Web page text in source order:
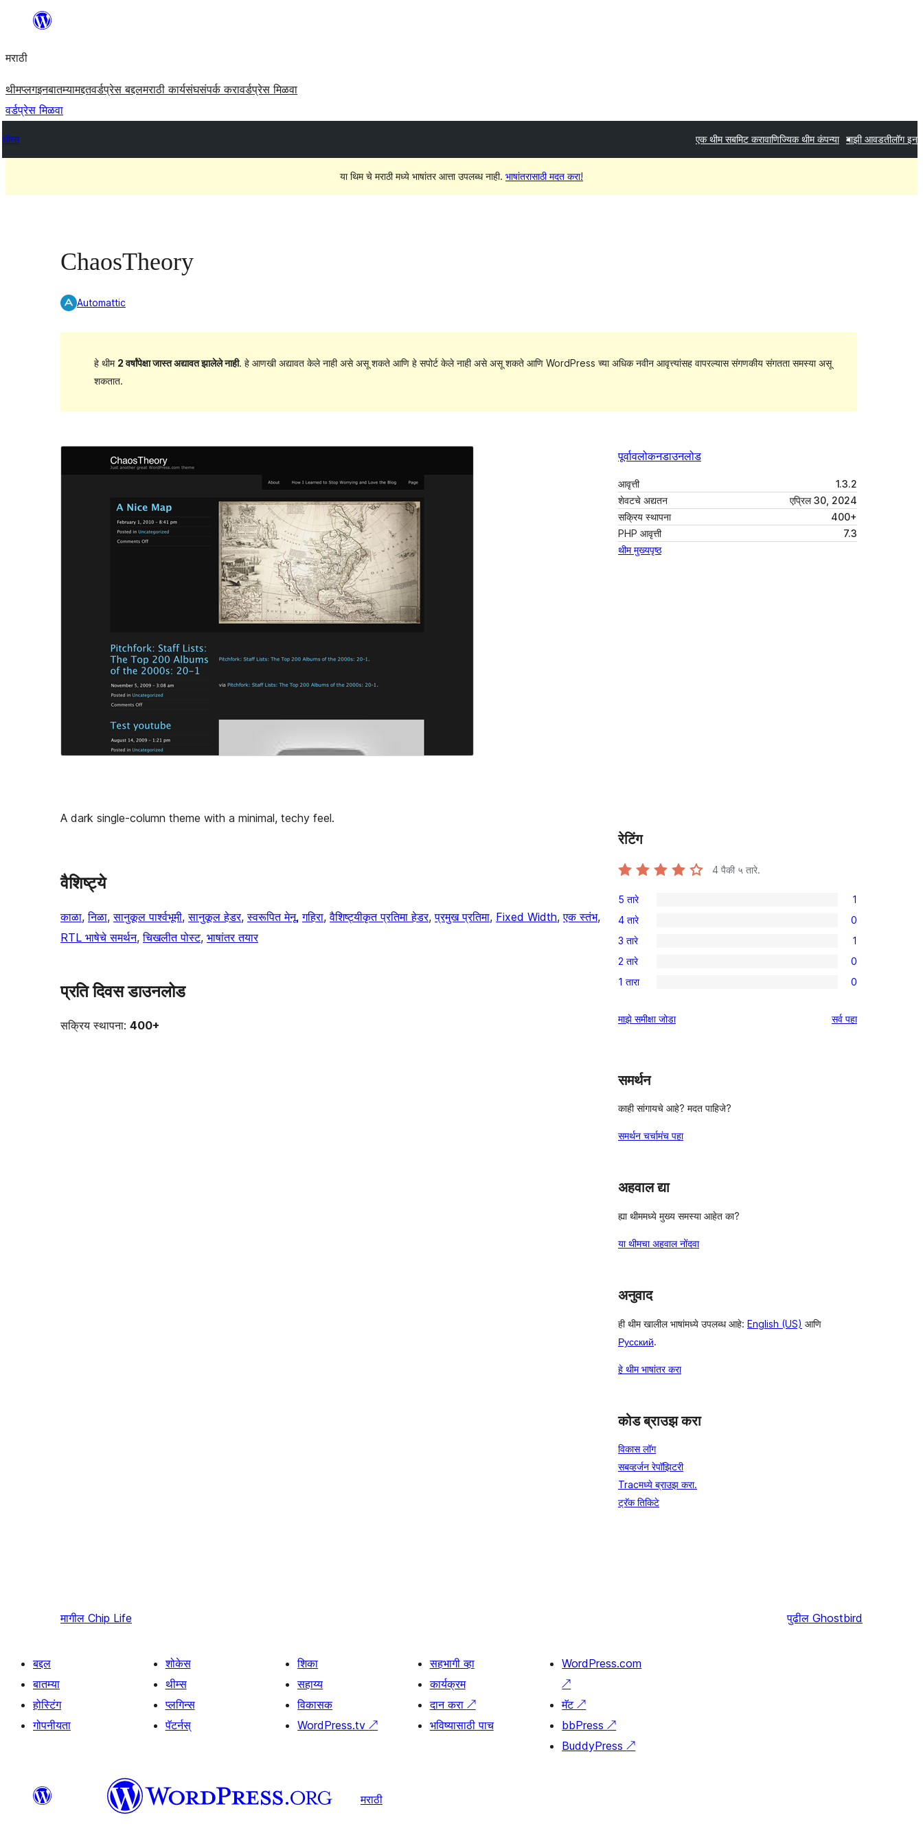
सामुग्रीवर
मराठी
थीमप्लगइनबातम्यामद्दतवर्डप्रेस बद्दलमराठी कार्यसंघसंपर्क करावर्डप्रेस मिळवा
वर्डप्रेस मिळवा
थीम्स एक थीम सबमिट करावाणिज्यिक थीम कंपन्या माझी आवडतीलॉग इन
या थिम चे मराठी मध्ये भाषांतर आत्ता उपलब्ध नाही. भाषांतरासाठी मदत करा!
ChaosTheory
Automattic
हे थीम 2 वर्षांपेक्षा जास्त अद्यावत झालेले नाही. हे आणखी अद्यावत केले नाही असे असू शकते आणि हे सपोर्ट केले नाही असे असू शकते आणि WordPress च्या अधिक नवीन आवृत्त्यांसह वापरल्यास संगणकीय संगतता समस्या असू
शकतात.
पूर्वावलोकनडाउनलोड
आवृत्ती
1.3.2
शेवटचे अद्यतन
एप्रिल 30, 2024
सक्रिय स्थापना
400+
PHP आवृत्ती
7.3
थीम मुख्यपृष्ठ
A dark single-column theme with a minimal, techy feel.
वैशिष्ट्ये
काळा, निळा, सानुकूल पार्श्वभूमी, सानुकूल हेडर, स्वरूपित मेनू, गहिरा, वैशिष्ट्यीकृत प्रतिमा हेडर, प्रमुख प्रतिमा, Fixed Width, एक स्तंभ
RTL भाषेचे समर्थन, चिखलीत पोस्ट, भाषांतर तयार
प्रति दिवस डाउनलोड
सक्रिय स्थापना: 400+
रेटिंग
4 पैकी ५ तारे.
1
5-
तारांकित
पुनरावलोकन
5 तारे 1
0
4-
तारांकित
परीक्षणे
4 तारे 0
1
3-
तारांकित
3 तारे 1
0
2-
परीक्षणे
2 तारे 0
0
तारांकित
1 तारा 0
माझे समीक्षा जोडा सर्वपुनरावलोकने
पहा
समर्थन
काही सांगायचे आहे? मदत पाहिजे?
समर्थन चर्चामंच पहा
अहवाल द्या
ह्या थीममध्ये मुख्य समस्या आहेत का?
या थीमचा अहवाल नोंदवा
अनुवाद
ही थीम खालील भाषांमध्ये उपलब्ध आहे: English (US) आणि
Русский.
हे थीम भाषांतर करा
कोड ब्राउझ करा
विकास लॉग
सबव्हर्जन रेपॉझिटरी
Tracमध्ये ब्राउझ करा.
ट्रॅक तिकिटे
मागील Chip Life पुढील Ghostbird
बद्दल
बातम्या
होस्टिंग
गोपनीयता
शोकेस
थीम्स
प्लगिन्स
पॅटर्नस्
शिका
सहाय्य
विकासक
WordPress.tv↗
सहभागी व्हा
कार्यक्रम
दान करा ↗
भविष्यासाठी पाच
WordPress.com
↗
मॅट↗
bbPress↗
BuddyPress↗
मराठी